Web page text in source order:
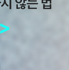
내용 :고대 철학
연결해 설명합니
책이기도 합니
할 삶에 대하여